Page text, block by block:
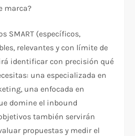
marca?​
SMART (específicos,
relevantes y con límite de
identificar con precisión qué
una especializada en
una enfocada en
domine el inbound
también servirán
propuestas y medir el